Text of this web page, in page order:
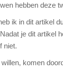
hebben deze
ik in dit artikel
je dit artikel
niet.
komen